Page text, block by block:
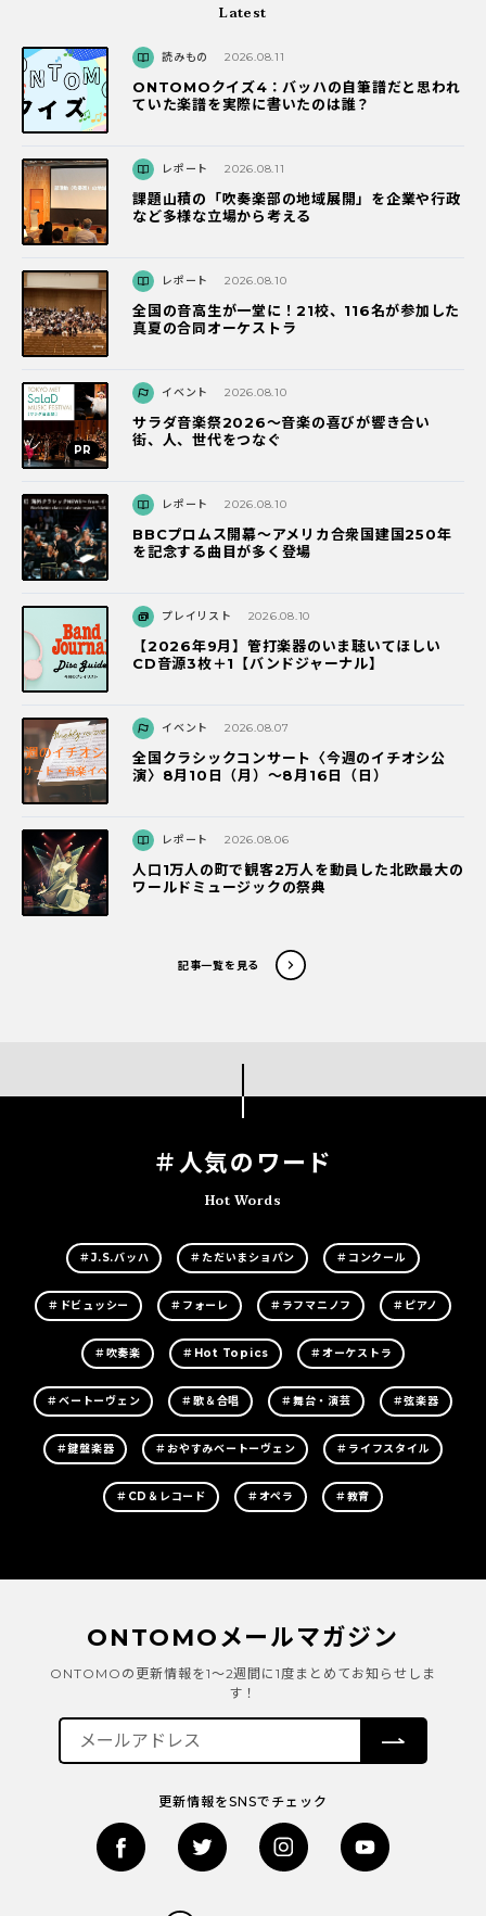
Latest
読みもの 2026.08.11
ONTOMOクイズ4：バッハの自筆譜だと思われ
ていた楽譜を実際に書いたのは誰？
レポート 2026.08.11
課題山積の「吹奏楽部の地域展開」を企業や行政
など多様な立場から考える
レポート 2026.08.10
全国の音高生が一堂に！21校、116名が参加した
真夏の合同オーケストラ
イベント 2026.08.10
サラダ音楽祭2026～音楽の喜びが響き合い
街、人、世代をつなぐ
レポート 2026.08.10
BBCプロムス開幕～アメリカ合衆国建国250年
を記念する曲目が多く登場
プレイリスト 2026.08.10
【2026年9月】管打楽器のいま聴いてほしい
CD音源3枚＋1【バンドジャーナル】
イベント 2026.08.07
全国クラシックコンサート〈今週のイチオシ公
演〉8月10日（月）～8月16日（日）
レポート 2026.08.06
人口1万人の町で観客2万人を動員した北欧最大の
ワールドミュージックの祭典
記事一覧を見る
＃人気のワード
Hot Words
＃J.S.バッハ ＃ただいまショパン ＃コンクール
＃ドビュッシー ＃フォーレ ＃ラフマニノフ ＃ピアノ
＃吹奏楽 ＃Hot Topics ＃オーケストラ
＃ベートーヴェン ＃歌＆合唱 ＃舞台・演芸 ＃弦楽器
＃鍵盤楽器 ＃おやすみベートーヴェン ＃ライフスタイル
＃CD＆レコード ＃オペラ ＃教育
ONTOMOメールマガジン
ONTOMOの更新情報を1～2週間に1度まとめてお知らせしま
す！
更新情報をSNSでチェック